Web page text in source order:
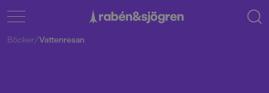
Böcker/Vattenresan